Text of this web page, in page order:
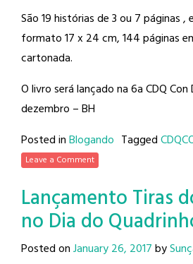
São 19 histórias de 3 ou 7 páginas ,
formato 17 x 24 cm, 144 páginas
cartonada.
O livro será lançado na 6a CDQ Con
dezembro – BH
Posted inBlogando Tagged
Leave a Comment
Lançamento Tiras
no Dia do
Posted onJanuary 26, 2017by